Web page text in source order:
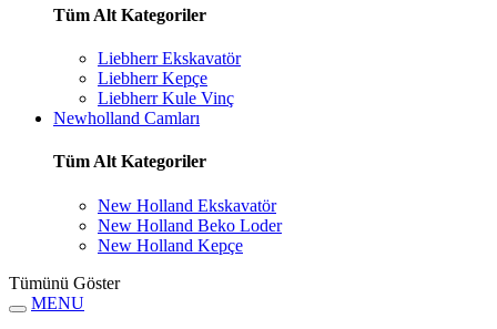
Tüm Alt Kategoriler
Liebherr Ekskavatör
Liebherr Kepçe
Liebherr Kule Vinç
Newholland Camları
Tüm Alt Kategoriler
New Holland Ekskavatör
New Holland Beko Loder
New Holland Kepçe
Tümünü Göster
MENU